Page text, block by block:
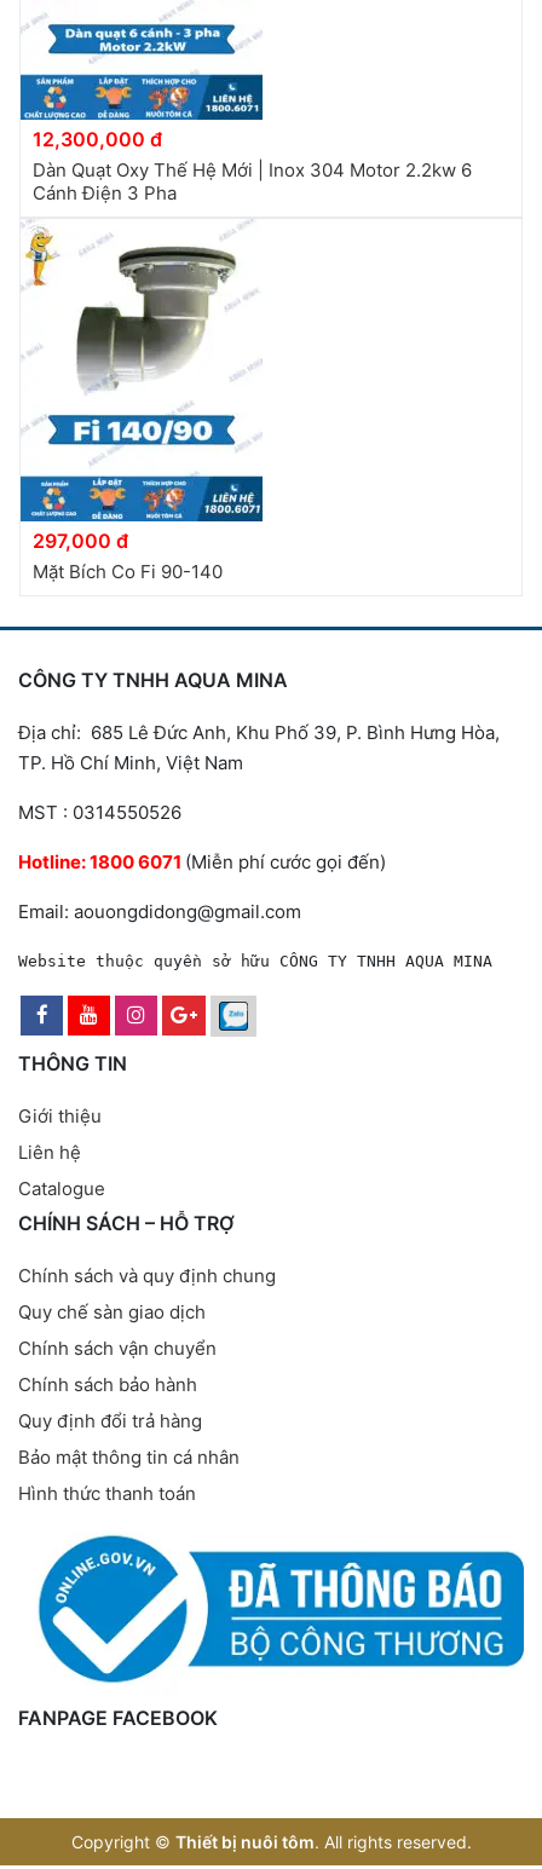
12,300,000 đ
Dàn Quạt Oxy Thế Hệ Mới | Inox 304 Motor 2.2kw 6
Cánh Điện 3 Pha
297,000 đ
Mặt Bích Co Fi 90-140
CÔNG TY TNHH AQUA MINA
Địa chỉ: 685 Lê Đức Anh, Khu Phố 39, P. Bình Hưng Hòa,
TP. Hồ Chí Minh, Việt Nam
MST : 0314550526
Hotline:1800 6071 (Miễn phí cước gọi đến)
Email: aouongdidong@gmail.com
Website thuộc quyền sở hữu CÔNG TY TNHH AQUA MINA
THÔNG TIN
Giới thiệu
Liên hệ
Catalogue
CHÍNH SÁCH – HỖ TRỢ
Chính sách và quy định chung
Quy chế sàn giao dịch
Chính sách vận chuyển
Chính sách bảo hành
Quy định đổi trả hàng
Bảo mật thông tin cá nhân
Hình thức thanh toán
FANPAGE FACEBOOK
Copyright © Thiết bị nuôi tôm. All rights reserved.